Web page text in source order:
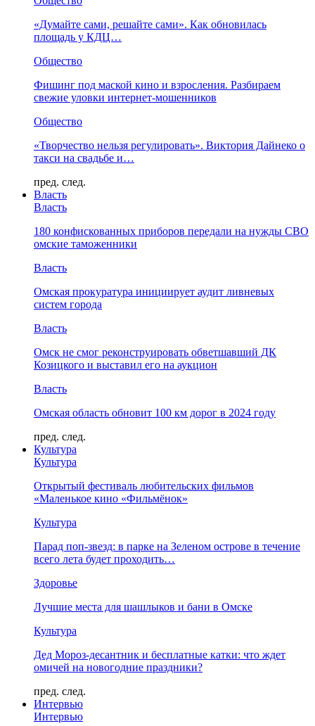
«Думайте сами, решайте сами». Как обновилась
площадь у КДЦ…
Общество
Фишинг под маской кино и взросления. Разбираем
свежие уловки интернет-мошенников
Общество
«Творчество нельзя регулировать». Виктория Дайнеко о
такси на свадьбе и…
пред. след.
Власть
Власть
180 конфискованных приборов передали на нужды СВО
омские таможенники
Власть
Омская прокуратура инициирует аудит ливневых
систем города
Власть
Омск не смог реконструировать обветшавший ДК
Козицкого и выставил его на аукцион
Власть
Омская область обновит 100 км дорог в 2024 году
пред. след.
Культура
Культура
Открытый фестиваль любительских фильмов
«Маленькое кино «Фильмёнок»
Культура
Парад поп-звезд: в парке на Зеленом острове в течение
всего лета будет проходить…
Здоровье
Лучшие места для шашлыков и бани в Омске
Культура
Дед Мороз-десантник и бесплатные катки: что ждет
омичей на новогодние праздники?
пред. след.
Интервью
Интервью